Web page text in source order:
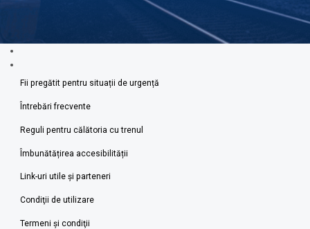
Fii pregătit pentru situații de urgență
Întrebări frecvente
Reguli pentru călătoria cu trenul
Îmbunătățirea accesibilității
Link-uri utile şi parteneri
Condiţii de utilizare
Termeni şi condiţii